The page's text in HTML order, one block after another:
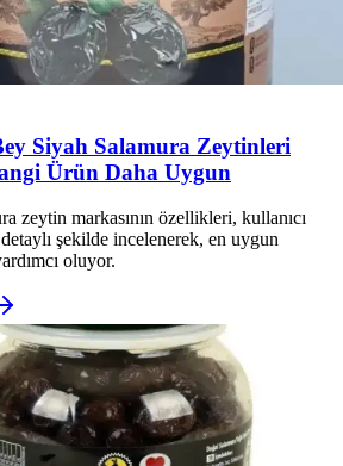
Siyah Salamura Zeytinleri
Ürün Daha Uygun
zeytin markasının özellikleri, kullanıcı
şekilde incelenerek, en uygun
oluyor.